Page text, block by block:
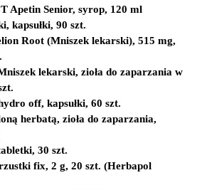
Apetin Senior, syrop, 120 ml
kapsułki, 90 szt.
Root (Mniszek lekarski), 515 mg,
lekarski, zioła do zaparzania w
off, kapsułki, 60 szt.
herbatą, zioła do zaparzania,
30 szt.
fix, 2 g, 20 szt. (Herbapol